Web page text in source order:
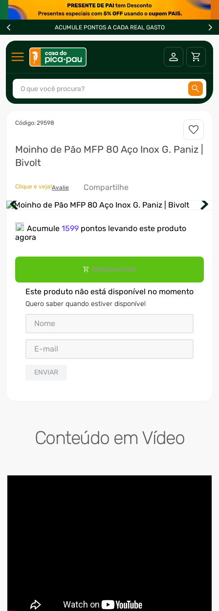
ACUMULE PONTOS A CADA REAL GASTO
O que você procura?
:29598
Moinho de Pão MFP 80 Aço Inox G. Paniz |
Bivolt
Clique e veja!Avalie Compartilhe
Acumule 1599 pontos levando este produto
agora
Indisponível
Este produto não está disponível no momento
Quero saber quando estiver disponível
ENVIAR
Conteúdo em Vídeo
2º
freezer
3º
fogão
4º
forno
5º
cervejeira
7º
10º climatizador